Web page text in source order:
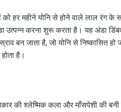
को हर महीने योनि से होने वाले लाल
करना शुरू करता है। यह अंडा
बन जाता है, जो योनि से निष्कासित हो
है।
की श्लेष्मिक कला और माँसपेशी की